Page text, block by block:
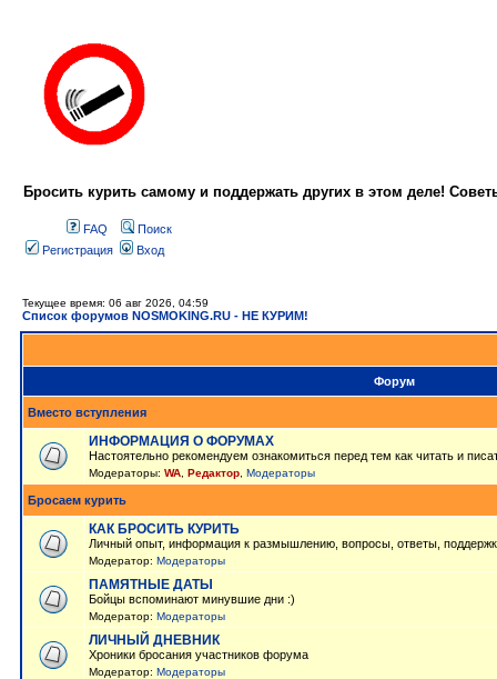
Бросить курить самому и поддержать других в этом деле!
FAQ
Поиск
Регистрация
Вход
Текущее время: 06 авг 2026, 04:59
Список форумов NOSMOKING.RU - НЕ КУРИМ!
Форум
Вместо вступления
ИНФОРМАЦИЯ О ФОРУМАХ
Настоятельно рекомендуем ознакомиться перед тем как читать и
Модераторы: WA Редактор Модераторы
Бросаем курить
КАК БРОСИТЬ КУРИТЬ
Личный опыт, информация к размышлению, вопросы, ответы,
Модератор: Модераторы
ПАМЯТНЫЕ ДАТЫ
Бойцы вспоминают минувшие дни :)
Модератор: Модераторы
ЛИЧНЫЙ ДНЕВНИК
Хроники бросания участников форума
Модератор: Модераторы